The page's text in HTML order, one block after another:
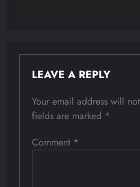
LEAVE A REPLY
Your email address will
fields are marked *
Comment *